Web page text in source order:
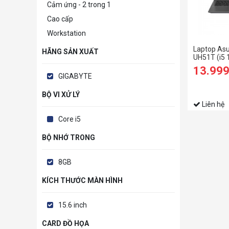
Cảm ứng - 2 trong 1
Cao cấp
Workstation
HÃNG SẢN XUẤT
GIGABYTE
BỘ VI XỬ LÝ
Core i5
BỘ NHỚ TRONG
8GB
KÍCH THƯỚC MÀN HÌNH
15.6 inch
CARD ĐỒ HỌA
Laptop
UH51T (i5
RAM/
ứng/Win
Liên hệ